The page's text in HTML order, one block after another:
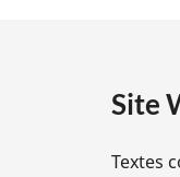
i
Site
Textes